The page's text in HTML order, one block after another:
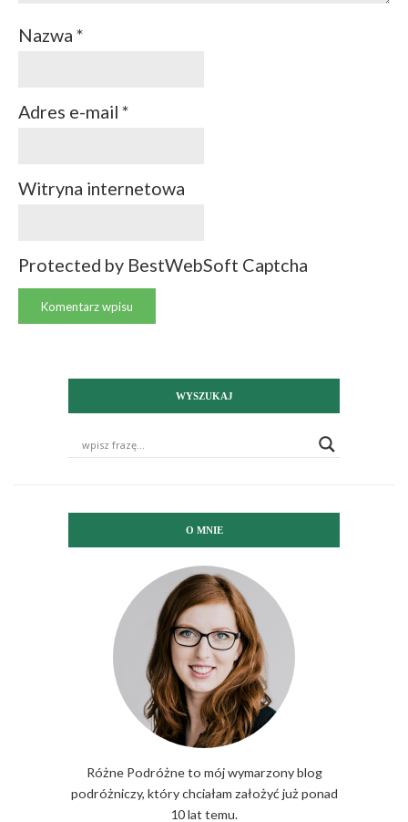
Nazwa *
Adres e-mail *
Witryna internetowa
Protected by BestWebSoft Captcha
WYSZUKAJ
O MNIE
Różne Podróżne to mój wymarzony blog
podróżniczy, który chciałam założyć już ponad
10 lat temu.